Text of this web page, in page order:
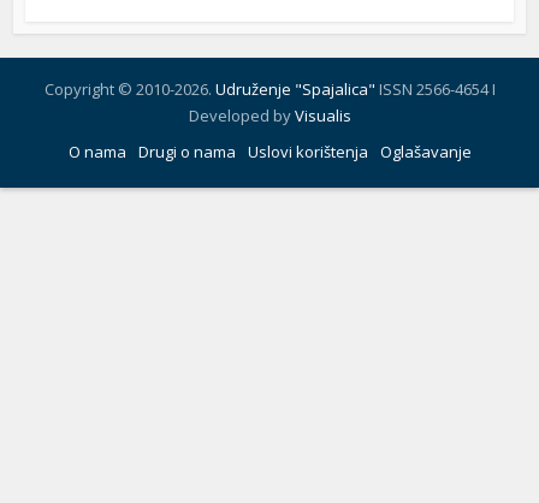
Copyright © 2010-2026. Udruženje "Spajalica" ISSN 2566-4654 I
Developed byVisualis
O nama
Drugi o nama Uslovi korištenja Oglašavanje